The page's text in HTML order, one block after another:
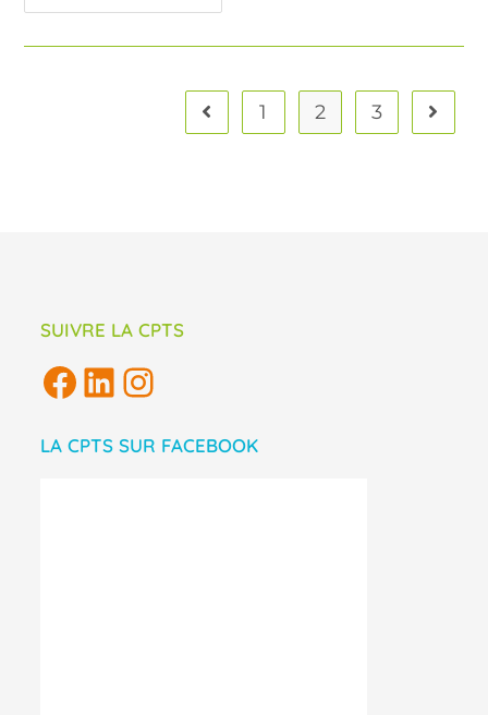
1 2 3
SUIVRE LA CPTS
LA CPTS SUR FACEBOOK